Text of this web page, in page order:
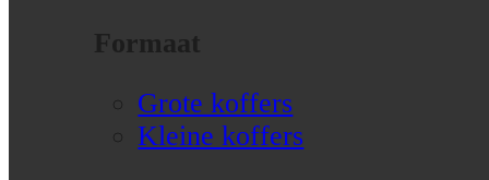
Formaat
Grote koffers
Kleine koffers